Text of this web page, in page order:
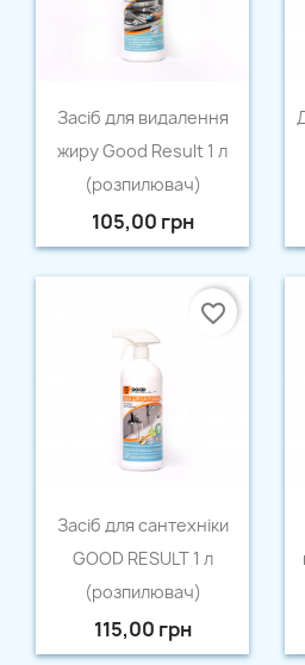
Швидкий перегляд
Засіб для видалення
жиру Good Result 1 л
(розпилювач)
105,00 грн
Швидкий перегляд
Засіб для сантехніки
GOOD RESULT 1 л
(розпилювач)
115,00 грн
favorite_border
Створити список
Назва списку бажань